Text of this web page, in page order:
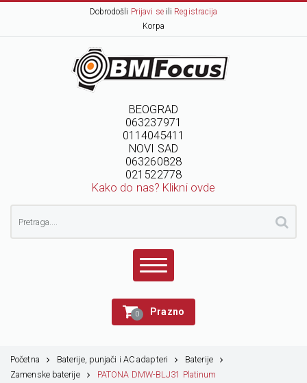
Dobrodošli Prijavi seili Registracija
Korpa
BEOGRAD
063237971
0114045411
NOVI SAD
063260828
021522778
Kako do nas? Klikni ovde
0 Prazno
Početna Baterije, punjači i AC adapteri
Baterije
Zamenske baterije
PATONA DMW-BLJ31 Platinum